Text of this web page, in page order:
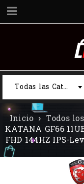
Todas las Categorias
Inicio › Todos
KATANA GF66
FHD 144HZ IPS-